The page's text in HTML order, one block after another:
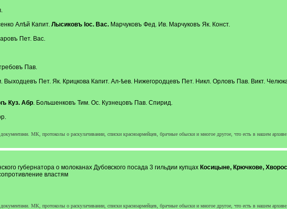
Алѣй Капит. Лысиковъ Іос. Вас.Марчуковъ Фед. Ив. Марчуковъ Як. Конст.
Пет. Вас.
Пав.
Пет. Як. Крицкова Капит. Ал-ѣев. Нижегородцевъ Пет. Никл. Орловъ Пав. Викт.
Куз. Абр. Большенковъ Тим. Ос. Кузнецовъ Пав. Спирид.
МК, протоколы о раскулачивании, списки красноармейцев, брачные обыски и многое другое, что есть в нашем архиве.
губернатора о молоканах Дубовского посада 3 гильдии купцах Косицыне, Крючкове,
властям
МК, протоколы о раскулачивании, списки красноармейцев, брачные обыски и многое другое, что есть в нашем архиве.